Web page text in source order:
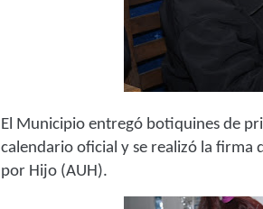
El Municipio entregó botiquines de
calendario oficial y se realizó la firma
por Hijo (AUH).